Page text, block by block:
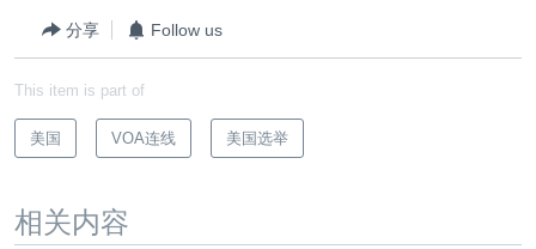
分享 Follow us
This item is part of
美国 VOA连线 美国选举
相关内容